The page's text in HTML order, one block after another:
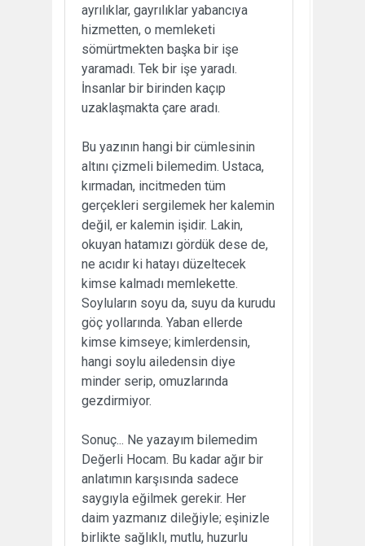
ayrılıklar, gayrılıklar yabancıya
hizmetten, o memleketi
sömürtmekten başka bir işe
yaramadı. Tek bir işe yaradı.
İnsanlar bir birinden kaçıp
uzaklaşmakta çare aradı.
Bu yazının hangi bir cümlesinin
altını çizmeli bilemedim. Ustaca,
kırmadan, incitmeden tüm
gerçekleri sergilemek her kalemin
değil, er kalemin işidir. Lakin,
okuyan hatamızı gördük dese de,
ne acıdır ki hatayı düzeltecek
kimse kalmadı memlekette.
Soyluların soyu da, suyu da kurudu
göç yollarında. Yaban ellerde
kimse kimseye; kimlerdensin,
hangi soylu ailedensin diye
minder serip, omuzlarında
gezdirmiyor.
Sonuç... Ne yazayım bilemedim
Değerli Hocam. Bu kadar ağır bir
anlatımın karşısında sadece
saygıyla eğilmek gerekir. Her
daim yazmanız dileğiyle; eşinizle
birlikte sağlıklı, mutlu, huzurlu